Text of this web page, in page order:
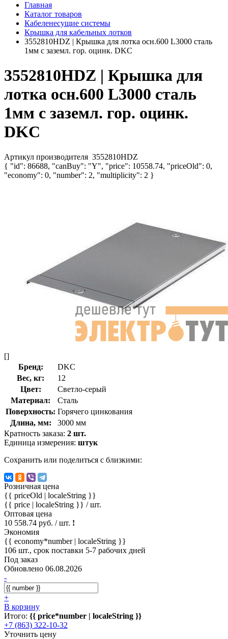
Главная
Каталог товаров
Кабеленесущие системы
Крышка для кабельных лотков
3552810HDZ | Крышка для лотка осн.600 L3000 сталь
1мм с заземл. гор. оцинк. DKC
3552810HDZ | Крышка для
лотка осн.600 L3000 сталь
1мм с заземл. гор. оцинк.
DKC
Артикул производителя 3552810HDZ
{ "id": 86688, "canBuy": "Y", "price": 10558.74, "priceOld": 0,
"economy": 0, "number": 2, "multiplicity": 2 }
[]
Бренд:
DKC
Вес, кг:
12
Цвет:
Светло-серый
Материал:
Сталь
Поверхность: Горячего цинкования
Длина, мм:
3000 мм
Кратность заказа: 2 шт.
Единица измерения: штук
Сохранить или поделиться с близкими:
Розничная цена
{{ priceOld | localeString }}
{{ price | localeString }} / шт.
Оптовая цена
10 558.74 руб. / шт. !
Экономия
{{ economy*number | localeString }}
106 шт., срок поставки 5-7 рабочих дней
Под заказ
Обновлено 06.08.2026
-
+
В корзину
Итого: {{ price*number | localeString }}
+7 (863) 322-10-32
Уточнить цену